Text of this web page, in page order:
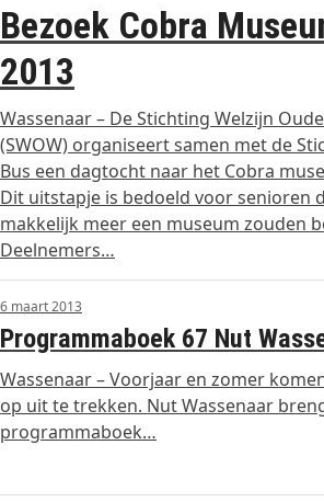
Bezoek Cobra
2013
Wassenaar – De Stichting Welzijn
(SWOW) organiseert samen met de
Bus een dagtocht naar het Cobra
Dit uitstapje is bedoeld voor senioren
makkelijk meer een museum zouden
Deelnemers…
6 maart 2013
Programmaboek 67 Nut
Wassenaar – Voorjaar en zomer
op uit te trekken. Nut Wassenaar
programmaboek…